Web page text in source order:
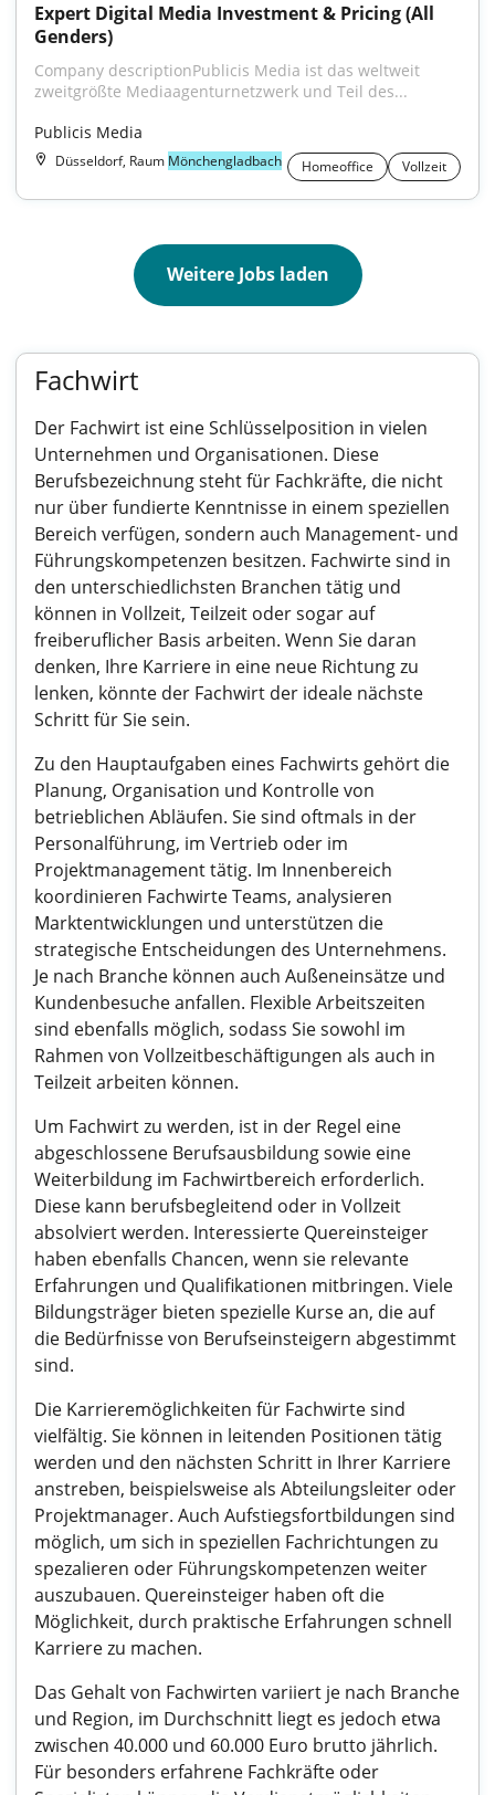
Expert Digital Media Investment & Pricing (All
Genders)
Company descriptionPublicis Media ist das weltweit
zweitgrößte Mediaagenturnetzwerk und Teil des...
Publicis Media
Düsseldorf, Raum Mönchengladbach Homeoffice Vollzeit
Weitere Jobs laden
Fachwirt
Der Fachwirt ist eine Schlüsselposition in vielen
Unternehmen und Organisationen. Diese
Berufsbezeichnung steht für Fachkräfte, die nicht
nur über fundierte Kenntnisse in einem speziellen
Bereich verfügen, sondern auch Management- und
Führungskompetenzen besitzen. Fachwirte sind in
den unterschiedlichsten Branchen tätig und
können in Vollzeit, Teilzeit oder sogar auf
freiberuflicher Basis arbeiten. Wenn Sie daran
denken, Ihre Karriere in eine neue Richtung zu
lenken, könnte der Fachwirt der ideale nächste
Schritt für Sie sein.
Zu den Hauptaufgaben eines Fachwirts gehört die
Planung, Organisation und Kontrolle von
betrieblichen Abläufen. Sie sind oftmals in der
Personalführung, im Vertrieb oder im
Projektmanagement tätig. Im Innenbereich
koordinieren Fachwirte Teams, analysieren
Marktentwicklungen und unterstützen die
strategische Entscheidungen des Unternehmens.
Je nach Branche können auch Außeneinsätze und
Kundenbesuche anfallen. Flexible Arbeitszeiten
sind ebenfalls möglich, sodass Sie sowohl im
Rahmen von Vollzeitbeschäftigungen als auch in
Teilzeit arbeiten können.
Um Fachwirt zu werden, ist in der Regel eine
abgeschlossene Berufsausbildung sowie eine
Weiterbildung im Fachwirtbereich erforderlich.
Diese kann berufsbegleitend oder in Vollzeit
absolviert werden. Interessierte Quereinsteiger
haben ebenfalls Chancen, wenn sie relevante
Erfahrungen und Qualifikationen mitbringen. Viele
Bildungsträger bieten spezielle Kurse an, die auf
die Bedürfnisse von Berufseinsteigern abgestimmt
sind.
Die Karrieremöglichkeiten für Fachwirte sind
vielfältig. Sie können in leitenden Positionen tätig
werden und den nächsten Schritt in Ihrer Karriere
anstreben, beispielsweise als Abteilungsleiter oder
Projektmanager. Auch Aufstiegsfortbildungen sind
möglich, um sich in speziellen Fachrichtungen zu
spezalieren oder Führungskompetenzen weiter
auszubauen. Quereinsteiger haben oft die
Möglichkeit, durch praktische Erfahrungen schnell
Karriere zu machen.
Das Gehalt von Fachwirten variiert je nach Branche
und Region, im Durchschnitt liegt es jedoch etwa
zwischen 40.000 und 60.000 Euro brutto jährlich.
Für besonders erfahrene Fachkräfte oder